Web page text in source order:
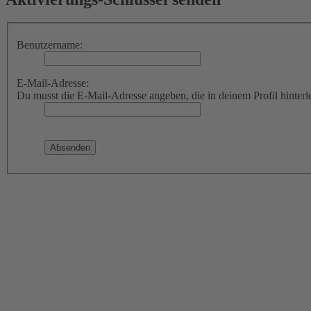
Benutzername:
E-Mail-Adresse:
Du musst die E-Mail-Adresse angeben, die in deinem Profil